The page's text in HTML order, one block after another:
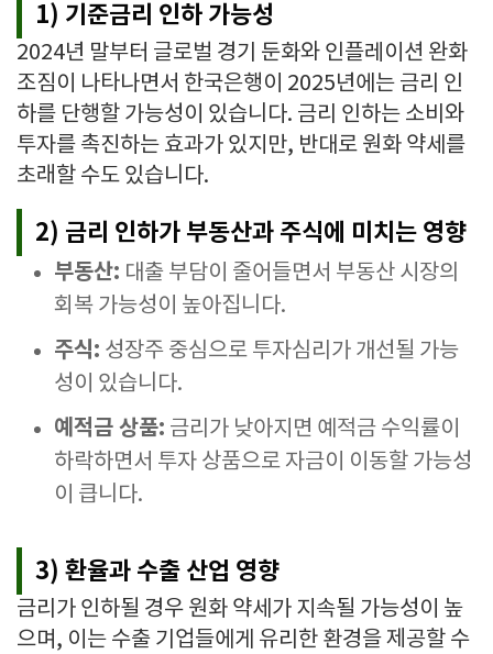
1) 기준금리 인하 가능성
2024년 말부터 글로벌 경기 둔화와 인플레이션 완화
조짐이 나타나면서 한국은행이 2025년에는 금리 인
하를 단행할 가능성이 있습니다. 금리 인하는 소비와
투자를 촉진하는 효과가 있지만, 반대로 원화 약세를
초래할 수도 있습니다.
2) 금리 인하가 부동산과 주식에 미치는 영향
부동산: 대출 부담이 줄어들면서 부동산 시장의
회복 가능성이 높아집니다.
주식: 성장주 중심으로 투자심리가 개선될 가능
성이 있습니다.
예적금 상품: 금리가 낮아지면 예적금 수익률이
하락하면서 투자 상품으로 자금이 이동할 가능성
이 큽니다.
3) 환율과 수출 산업 영향
금리가 인하될 경우 원화 약세가 지속될 가능성이 높
으며, 이는 수출 기업들에게 유리한 환경을 제공할 수